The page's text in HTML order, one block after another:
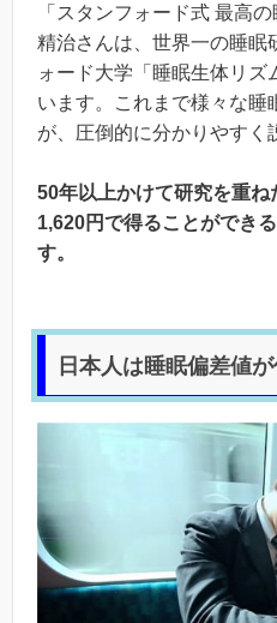
「スタンフォード式 最高
精治さんは、世界一の睡眠
ォード大学「睡眠生体リズ
います。これまで様々な睡
が、圧倒的に分かりやすく
50年以上かけて研究を重
1,620円で得ることができ
す。
日本人は睡眠偏差値